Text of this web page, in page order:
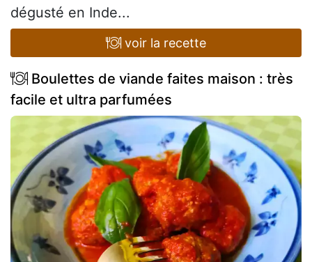
dégusté en Inde...
voir la recette
Boulettes de viande faites maison : très
facile et ultra parfumées